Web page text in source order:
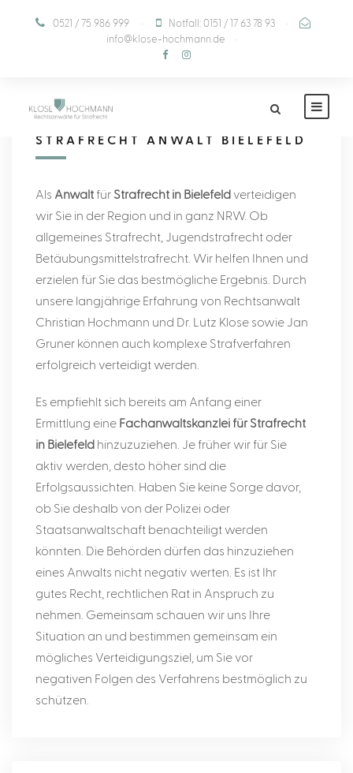
0521 / 75 986 999 · Notfall: 0151 / 17 63 78 93
·
info@klose-hochmann.de
·
STRAFRECHT ANWALT BIELEFELD
Als Anwalt für Strafrecht in Bielefeld verteidigen
wir Sie in der Region und in ganz NRW. Ob
allgemeines Strafrecht, Jugendstrafrecht oder
Betäubungsmittelstrafrecht. Wir helfen Ihnen und
erzielen für Sie das bestmögliche Ergebnis. Durch
unsere langjährige Erfahrung von Rechtsanwalt
Christian Hochmann und Dr. Lutz Klose sowie Jan
Gruner können auch komplexe Strafverfahren
erfolgreich verteidigt werden.
Es empfiehlt sich bereits am Anfang einer
Ermittlung eine Fachanwaltskanzlei für Strafrecht
in Bielefeld hinzuzuziehen. Je früher wir für Sie
aktiv werden, desto höher sind die
Erfolgsaussichten. Haben Sie keine Sorge davor,
ob Sie deshalb von der Polizei oder
Staatsanwaltschaft benachteiligt werden
könnten. Die Behörden dürfen das hinzuziehen
eines Anwalts nicht negativ werten. Es ist Ihr
gutes Recht, rechtlichen Rat in Anspruch zu
nehmen. Gemeinsam schauen wir uns Ihre
Situation an und bestimmen gemeinsam ein
mögliches Verteidigungsziel, um Sie vor
negativen Folgen des Verfahrens bestmöglich zu
schützen.